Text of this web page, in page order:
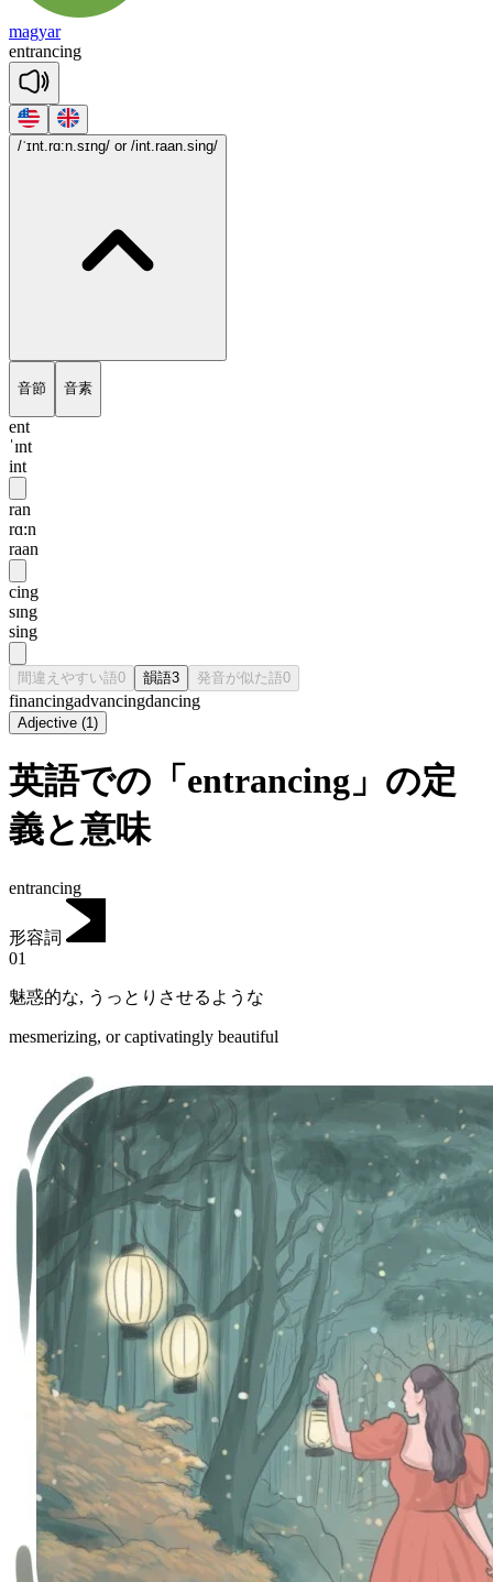
magyar
entrancing
/ˈɪnt.rɑ:n.sɪng/ or /int.raan.sing/
音節 音素
ent
ˈɪnt
int
ran
rɑ:n
raan
cing
sɪng
sing
間違えやすい語0 韻語3 発音が似た語0
financingadvancingdancing
Adjective (1)
英語での「entrancing」の定
義と意味
entrancing
形容詞
01
魅惑的な, うっとりさせるような
mesmerizing, or captivatingly beautiful